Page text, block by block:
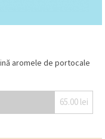
aromele de portocale
65.00 lei